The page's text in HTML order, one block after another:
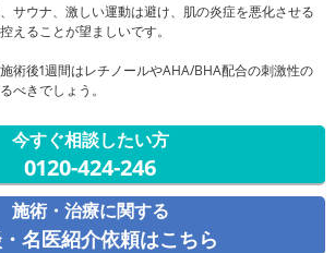
サウナ、激しい運動は避け、肌の炎症を悪化させる
えることが望ましいです。
術後1週間はレチノールやAHA/BHA配合の刺激性の
べきでしょう。
今すぐ相談したい方
0120-424-246
施術・治療に関する
名医紹介依頼はこちら